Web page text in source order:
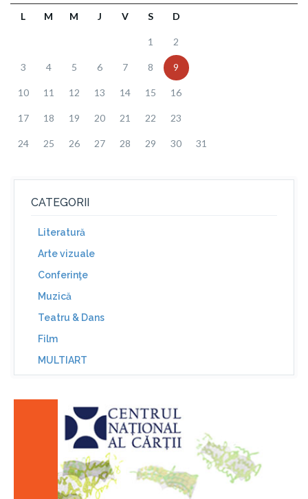
L M M J V S D
1 2
3 4 5 6 7 8 9
10 11 12 13 14 15 16
17 18 19 20 21 22 23
24 25 26 27 28 29 30 31
CATEGORII
Literatură
Arte vizuale
Conferinţe
Muzică
Teatru & Dans
Film
MULTIART